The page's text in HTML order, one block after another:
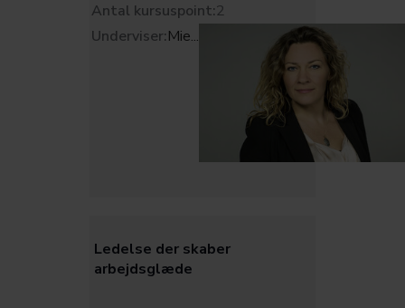
Antal kursuspoint:2
Underviser:Mie...
Ledelse der skaber
arbejdsglæde